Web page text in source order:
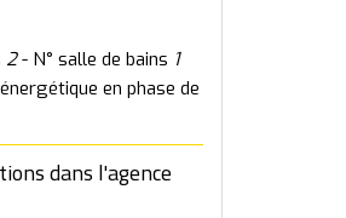
2- N° salle de bains 1
en phase de
dans l'agence